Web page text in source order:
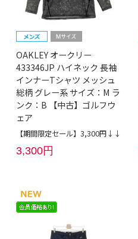
OAKLEY オークリー
433346JP ハイネック 長袖
インナーTシャツ メッシュ
総柄 グレー系 サイズ：M ラ
ンク：B 【中古】ゴルフウ
ェア
【期間限定セール】3,300円↓↓
3,300円